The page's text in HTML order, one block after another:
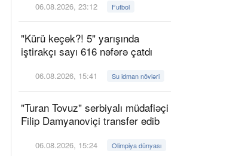
06.08.2026, 23:12 Futbol
"Kürü keçək?! 5" yarışında
iştirakçı sayı 616 nəfərə çatdı
06.08.2026, 15:41 Su idman növləri
"Turan Tovuz" serbiyalı müdafiəçi
Filip Damyanoviçi transfer edib
06.08.2026, 15:24 Olimpiya dünyası